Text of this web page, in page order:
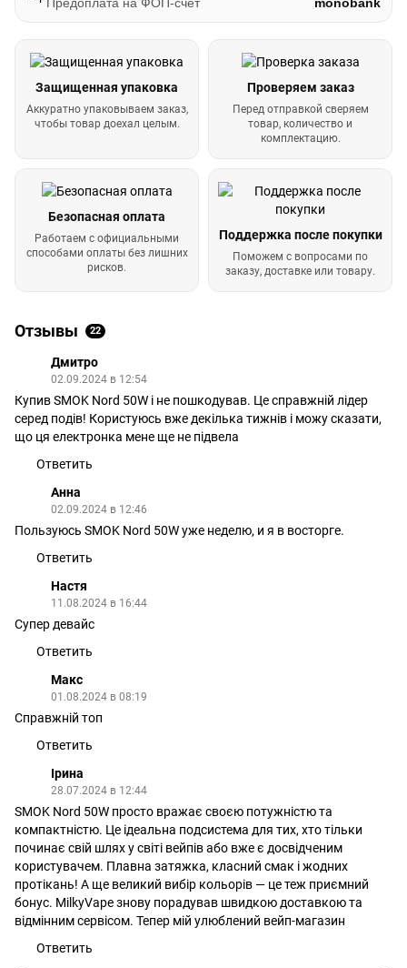
Защищенная упаковка
Аккуратно упаковываем заказ,
чтобы товар доехал целым.
Проверяем заказ
Перед отправкой сверяем
товар, количество и
комплектацию.
Безопасная оплата
Работаем с официальными
способами оплаты без лишних
рисков.
Поддержка после покупки
Поможем с вопросами по
заказу, доставке или товару.
Отзывы 22
Дмитро
02.09.2024 в 12:54
Купив SMOK Nord 50W і не пошкодував. Це справжній лідер
серед подів! Користуюсь вже декілька тижнів і можу сказати,
що ця електронка мене ще не підвела
Ответить
Анна
02.09.2024 в 12:46
Пользуюсь SMOK Nord 50W уже неделю, и я в восторге.
Ответить
Настя
11.08.2024 в 16:44
Супер девайс
Ответить
Макс
01.08.2024 в 08:19
Справжній топ
Ответить
Ірина
28.07.2024 в 12:44
SMOK Nord 50W просто вражає своєю потужністю та
компактністю. Це ідеальна подсистема для тих, хто тільки
починає свій шлях у світі вейпів або вже є досвідченим
користувачем. Плавна затяжка, класний смак і жодних
протікань! А ще великий вибір кольорів — це теж приємний
бонус. MilkyVape знову порадував швидкою доставкою та
відмінним сервісом. Тепер мій улюблений вейп-магазин
Ответить